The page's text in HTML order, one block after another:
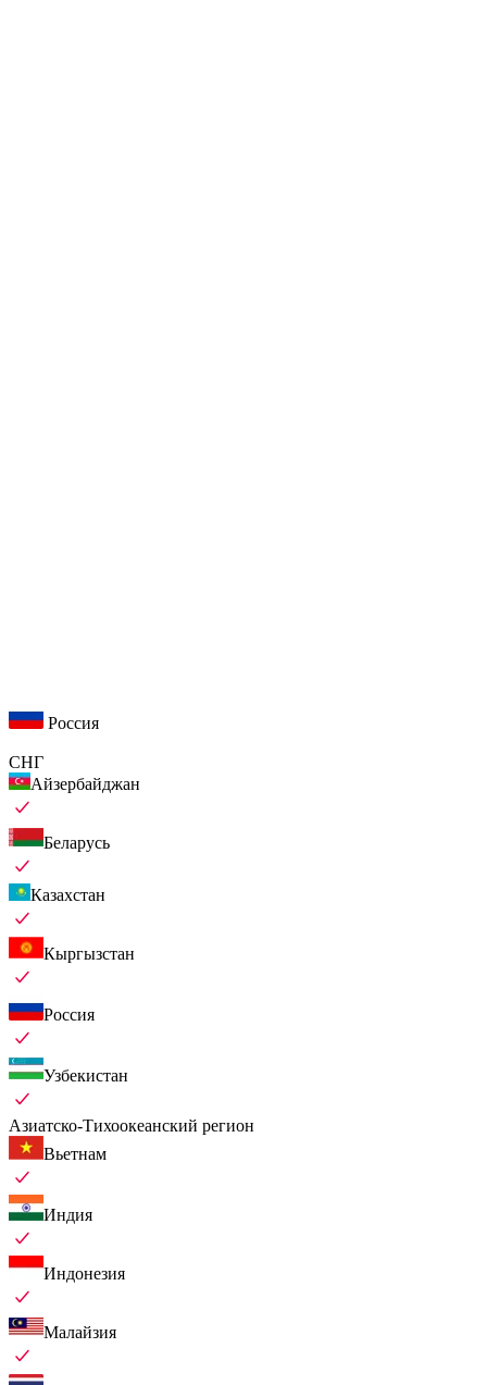
Россия
СНГ
Айзербайджан
Беларусь
Казахстан
Кыргызстан
Россия
Узбекистан
Азиатско-Тихоокеанский регион
Вьетнам
Индия
Индонезия
Малайзия